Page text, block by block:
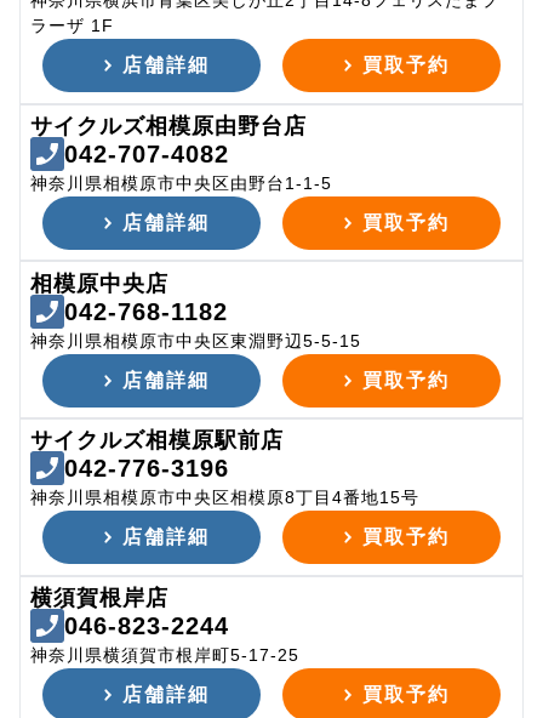
ラーザ 1F
店舗詳細 買取予約
サイクルズ相模原由野台店
042-707-4082
神奈川県相模原市中央区由野台1-1-5
店舗詳細 買取予約
相模原中央店
042-768-1182
神奈川県相模原市中央区東淵野辺5-5-15
店舗詳細 買取予約
サイクルズ相模原駅前店
042-776-3196
神奈川県相模原市中央区相模原8丁目4番地15号
店舗詳細 買取予約
横須賀根岸店
046-823-2244
神奈川県横須賀市根岸町5-17-25
店舗詳細 買取予約